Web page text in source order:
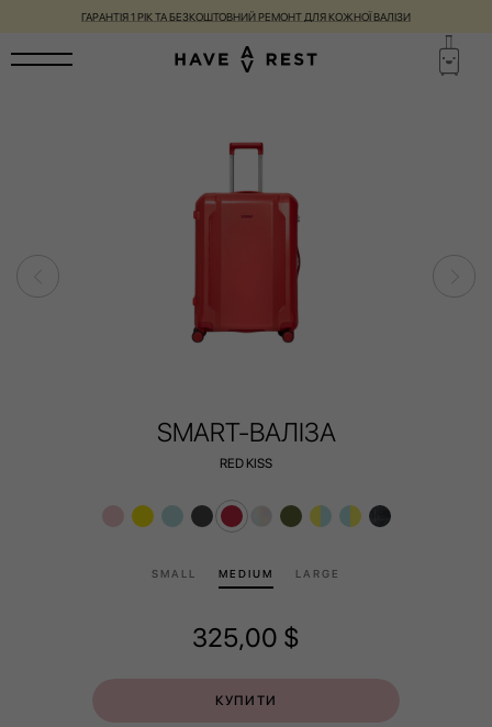
ГАРАНТІЯ 1 РІК ТА БЕЗКОШТОВНИЙ РЕМОНТ ДЛЯ КОЖНОЇ ВАЛІЗИ
SMART-ВАЛІЗА
RED KISS
SMALL MEDIUM LARGE
325,00 $
КУПИТИ